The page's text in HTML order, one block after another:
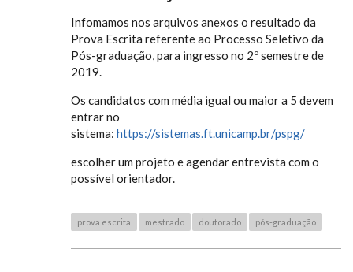
Infomamos nos arquivos anexos o resultado da
Prova Escrita referente ao Processo Seletivo da
Pós-graduação, para ingresso no 2º semestre de
2019.
Os candidatos com média igual ou maior a 5 devem
entrar no
sistema: https://sistemas.ft.unicamp.br/pspg/
escolher um projeto e agendar entrevista com o
possível orientador.
prova escrita mestrado doutorado pós-graduação